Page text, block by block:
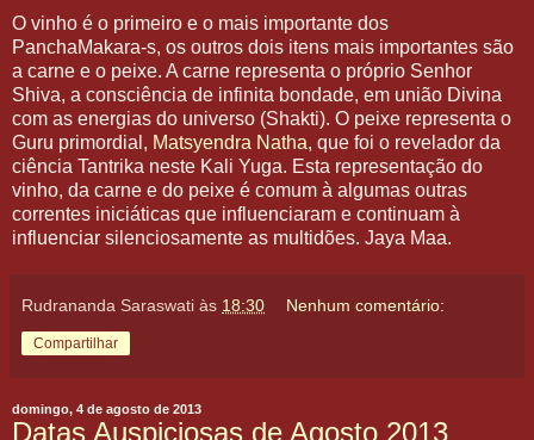
O vinho é o primeiro e o mais importante dos
PanchaMakara-s, os outros dois itens mais importantes são
a carne e o peixe. A carne representa o próprio Senhor
Shiva, a consciência de infinita bondade, em união Divina
com as energias do universo (Shakti). O peixe representa o
Guru primordial, Matsyendra Natha, que foi o revelador da
ciência Tantrika neste Kali Yuga. Esta representação do
vinho, da carne e do peixe é comum à algumas outras
correntes iniciáticas que influenciaram e continuam à
influenciar silenciosamente as multidões. Jaya Maa.
Rudrananda Saraswati às 18:30 Nenhum comentário:
Compartilhar
domingo, 4 de agosto de 2013
Datas Auspiciosas de Agosto 2013